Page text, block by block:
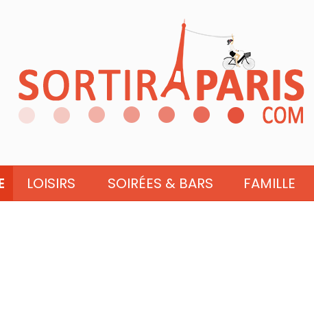
LOISIRS SOIRÉES & BARS FAMILLE